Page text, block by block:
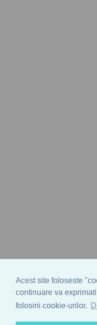
Acest site foloseste
continuare va
folosirii cookie-urilor.